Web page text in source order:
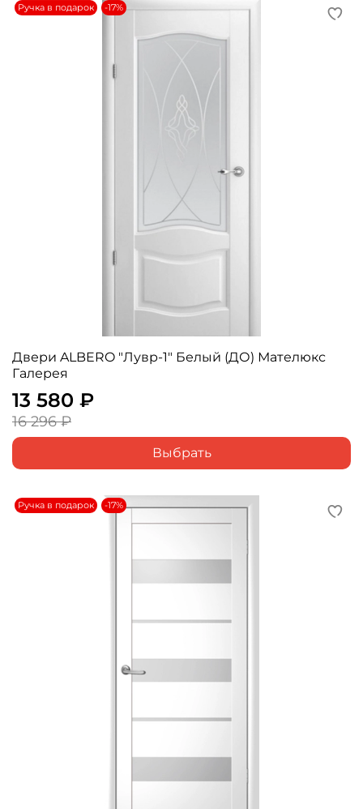
Ручка в подарок -17%
Двери ALBERO "Лувр-1" Белый (ДО) Мателюкс
Галерея
13 580 ₽
16 296 ₽
Выбрать
Ручка в подарок -17%